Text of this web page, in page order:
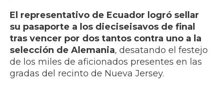
El representativo de Ecuador logró sellar
su pasaporte a los dieciseisavos de final
tras vencer por dos tantos contra uno a la
selección de Alemania, desatando el festejo
de los miles de aficionados presentes en las
gradas del recinto de Nueva Jersey.